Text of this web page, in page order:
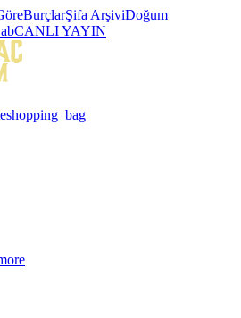
BurçlarŞifa ArşiviDoğum
CANLI YAYIN
shopping_bag